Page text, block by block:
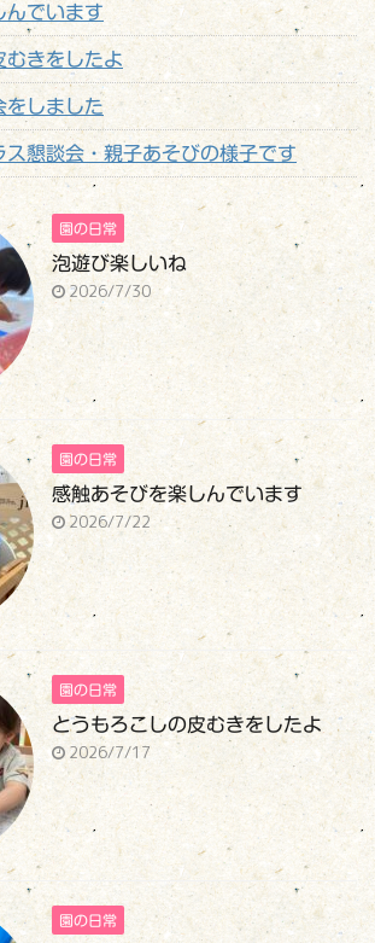
んでいます
むきをしたよ
をしました
ス懇談会・親子あそびの様子です
園の日常
泡遊び楽しいね
2026/7/30
園の日常
感触あそびを楽しんでいます
2026/7/22
園の日常
とうもろこしの皮むきをしたよ
2026/7/17
園の日常